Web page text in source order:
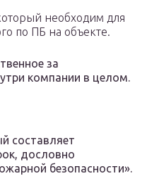
необходим для
по ПБ на объекте.
за
компании в целом.
составляет
дословно
безопасности».